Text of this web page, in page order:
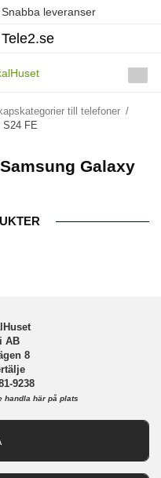
Snabba leveranser
till telefoner /
S24 FE
Galaxy
AB
8
9238
handla här på plats